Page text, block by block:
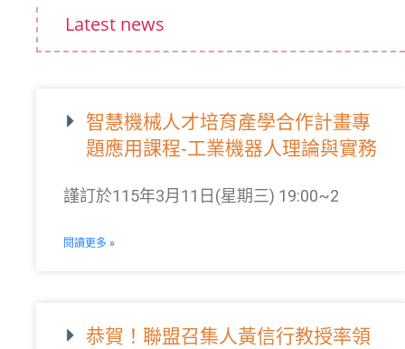
Latest news
智慧機械人才培育產學合作計畫專
題應用課程-工業機器人理論與實務
謹訂於115年3月11日(星期三) 19:00~2
閱讀更多 »
恭賀！聯盟召集人黃信行教授率領